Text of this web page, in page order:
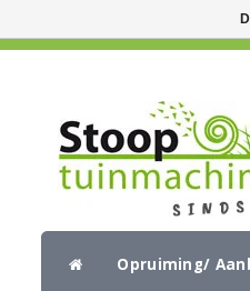
GRATIS VERZENDING
Opruiming/